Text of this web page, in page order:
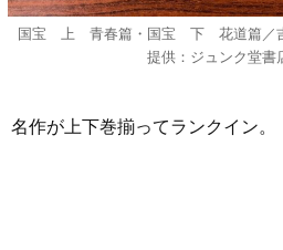
国宝 上 青春篇・国宝 下 花道篇／
提供：ジュンク堂書
名作が上下巻揃ってランクイン。